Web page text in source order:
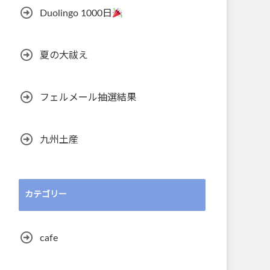
Duolingo 1000日
夏の大祓え
フェルメール抽選結果
九州土産
カテゴリー
cafe